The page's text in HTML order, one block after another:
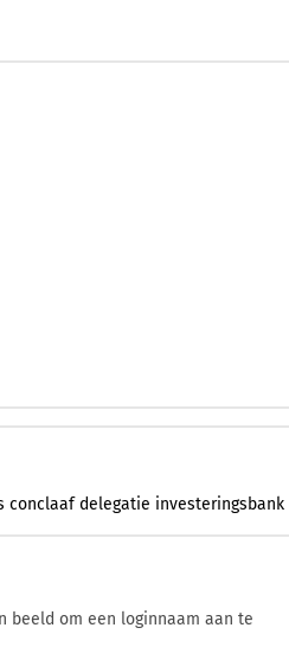
conclaaf delegatie investeringsbank
beeld om een loginnaam aan te